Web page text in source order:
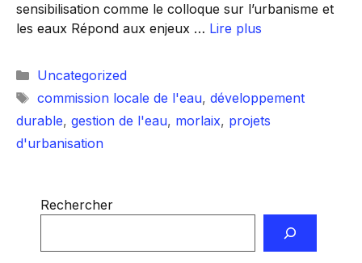
sensibilisation comme le colloque sur l’urbanisme et
les eaux Répond aux enjeux … Lire plus
Catégories
Uncategorized
Étiquettes
commission locale de l'eau, développement
durable, gestion de l'eau, morlaix, projets
d'urbanisation
Rechercher